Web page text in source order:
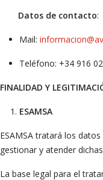
Datos de contacto:
Mail:
Teléfono: +34 916
FINALIDAD Y
ESAMSA
ESAMSA tratará los
gestionar y atender
La base legal para el